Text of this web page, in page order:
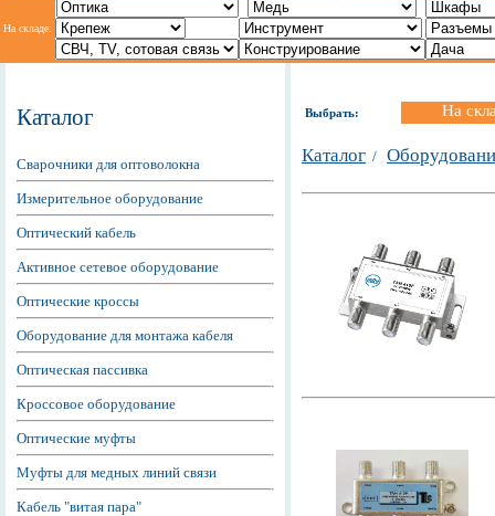
На складе:
Каталог
Сварочники для оптоволокна
Измерительное оборудование
Оптический кабель
Активное сетевое оборудование
Оптические кроссы
Оборудование для монтажа кабеля
Оптическая пассивка
Кроссовое оборудование
Оптические муфты
Муфты для медных линий связи
Кабель "витая пара"
Выбрать: На
Каталог /